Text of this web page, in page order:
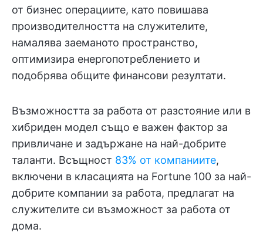
от бизнес операциите, като повишава
производителността на служителите,
намалява заеманото пространство,
оптимизира енергопотреблението и
подобрява общите финансови резултати.
Възможността за работа от разстояние или в
хибриден модел също е важен фактор за
привличане и задържане на най-добрите
таланти. Всъщност 83% от компаниите,
включени в класацията на Fortune 100 за най-
добрите компании за работа, предлагат на
служителите си възможност за работа от
дома.